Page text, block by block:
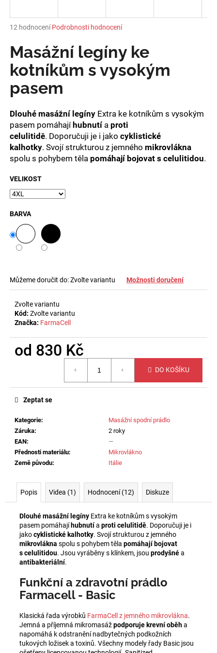
Průměrné
produktu
je
4,8
hvězdiček.
12 hodnocení Podrobnosti hodnocení
Masážní legíny ke
kotníkům s vysokým
pasem
Dlouhé masážní legíny Extra ke kotníkům s vysokým
pasem pomáhajíhubnutía proti
celulitidě. Doporučuji je i jako cyklistické
kalhotky. Svojí strukturou z jemného mikrovlákna
spolu s pohybem těla pomáhají bojovat s celulitidou.
VELIKOST
BARVA
Můžeme doručit do:Zvolte variantu Možnosti doručení
Zvolte variantu
Kód: Zvolte variantu
Značka: FarmaCell
od 830 Kč
DO KOŠÍKU
Kategorie:
Masážní spodní prádlo
Záruka:
2 roky
EAN:
—
Přednosti materiálu:
Mikrovlákno
Země původu: Itálie
Zeptat se
Popis Videa (1) Hodnocení (12) Diskuze
Dlouhé masážní legíny Extra ke kotníkům s vysokým
pasem pomáhajíhubnutía proti celulitidě. Doporučuji je i
jakocyklistické kalhotky. Svojí strukturou z jemného
mikrovlákna spolu s pohybem těla pomáhají bojovat
s celulitidou. Jsou vyráběny s klínkem, jsou prodyšnéa
antibakteriální.
Funkční a zdravotní prádlo
Farmacell - Basic
Klasická řada výrobků FarmaCell z jemného mikrovlákna.
Jemná a příjemná mikromasážpodporuje krevní oběha
napomáhá k odstranění nadbytečných podkožních
tukových ložisek a toxinů. Všechny modely řady Basic jsou
j
t
?
HLEDAT
D
o
p
o
r
u
č
u
j
ZEŠTÍHLUJÍCÍ
PÁS
NA
BŘICHO
BOKY
500